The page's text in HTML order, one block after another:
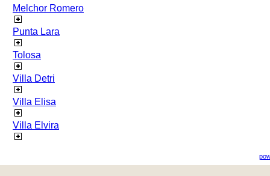
Melchor Romero
Punta Lara
Tolosa
Villa Detri
Villa Elisa
Villa Elvira